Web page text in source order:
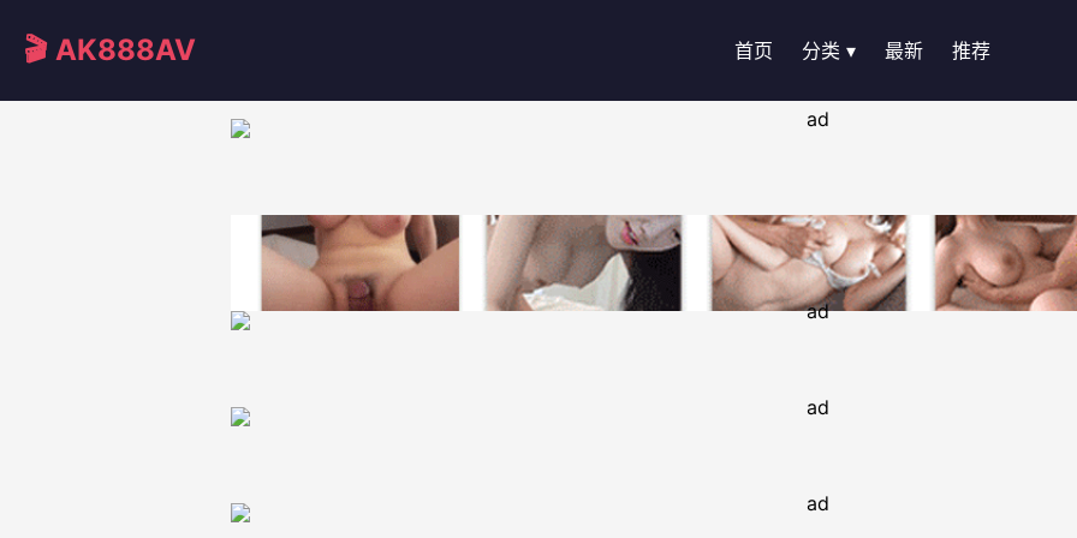
🎬 AK888AV 首页 分类 ▾ 最新 推荐